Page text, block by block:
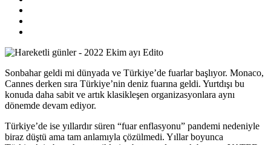
Sonbahar geldi mi dünyada ve Türkiye’de fuarlar başlıyor. Monaco,
Cannes derken sıra Türkiye’nin deniz fuarına geldi. Yurtdışı bu
konuda daha sabit ve artık klasikleşen organizasyonlara aynı
dönemde devam ediyor.
Türkiye’de ise yıllardır süren “fuar enflasyonu” pandemi nedeniyle
biraz düştü ama tam anlamıyla çözülmedi. Yıllar boyunca